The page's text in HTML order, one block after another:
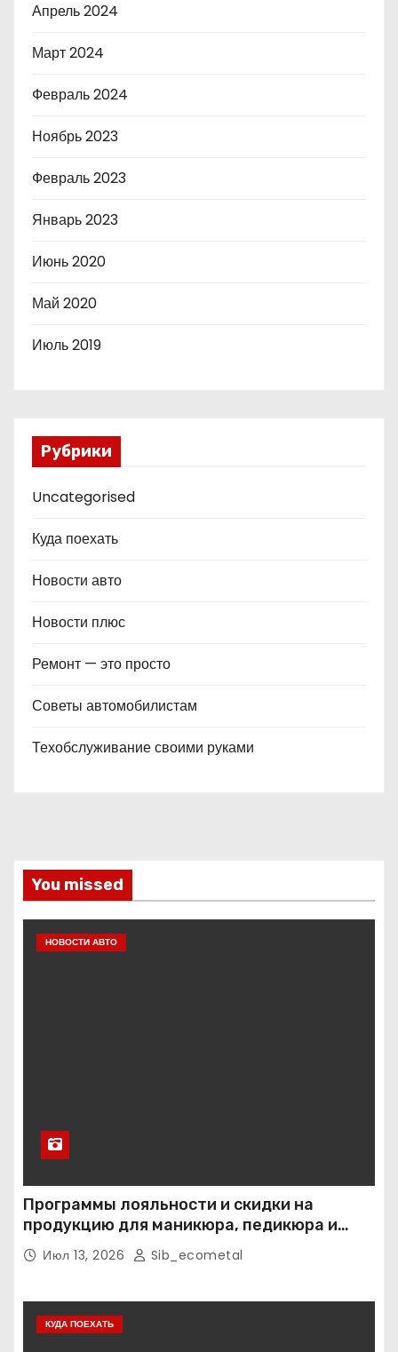
Апрель 2024
Март 2024
Февраль 2024
Ноябрь 2023
Февраль 2023
Январь 2023
Июнь 2020
Май 2020
Июль 2019
Рубрики
Uncategorised
Куда поехать
Новости авто
Новости плюс
Ремонт — это просто
Советы автомобилистам
Техобслуживание своими руками
You missed
НОВОСТИ АВТО
Программы лояльности и скидки на
продукцию для маникюра, педикюра и
наращивания ресниц
Июл 13, 2026 Sib_ecometal
КУДА ПОЕХАТЬ